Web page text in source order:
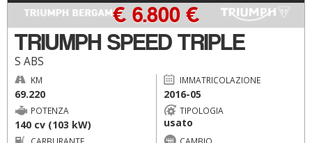
TRIUMPH SPEED TRIPLE
S ABS
€ 6.800 €
KM
69.220
IMMATRICOLAZIONE
2016-05
POTENZA
140 cv (103 kW)
TIPOLOGIA
usato
CARBURANTE CAMBIO